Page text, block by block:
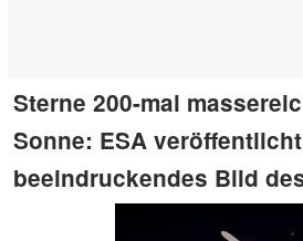
Sterne 200-mal
Sonne: ESA veröffentlicht
beeindruckendes Bild